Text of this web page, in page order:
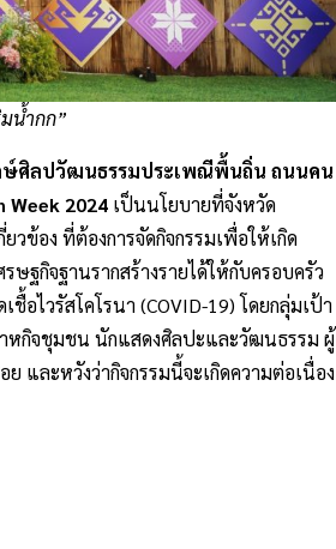
น้ำกก”
ษ์ศิลปวัฒนธรรมประเพณีพื้นถิ่น ถนนคน
Week 2024 เป็นนโยบายที่จังหวัด
ข้อง ที่ต้องการจัดกิจกรรมเพื่อให้เกิด
ฐกิจฐานรากสร้างรายได้ให้กับครอบครัว
อไวรัสโคโรนา (COVID-19) โดยกลุ่มเป้า
หกิจชุมชน นักแสดงศิลปะและวัฒนธรรม ผู้
และหวังว่ากิจกรรมนี้จะเกิดความต่อเนื่อง